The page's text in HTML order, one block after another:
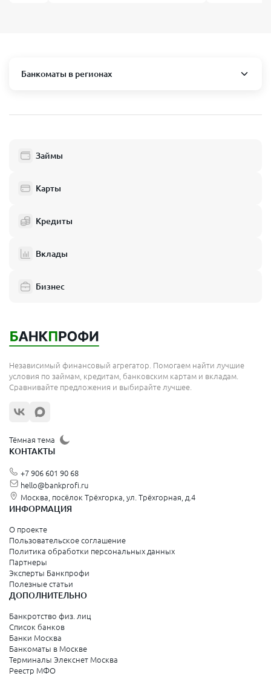
Банкоматы в регионах
Балашиха
Одинцово
Электросталь
Реутов
Подольск
Королёв
Сергиев Посад
Орехово-Зуево
Щёлково
Видное
Зеленоград
Санкт-Петербург и Ленинградская область
Колпино
Санкт-Петербург
Краснодарский край
Армавир
Займы
Карты
Кредиты
Вклады
Бизнес
Независимый финансовый агрегатор. Помогаем найти лучшие
условия по займам, кредитам, банковским картам и вкладам.
Сравнивайте предложения и выбирайте лучшее.
Тёмная тема
КОНТАКТЫ
+7 906 601 90 68
hello@bankprofi.ru
Москва, посёлок Трёхгорка, ул. Трёхгорная, д.4
ИНФОРМАЦИЯ
О проекте
Пользовательское соглашение
Политика обработки персональных данных
Партнеры
Эксперты Банкпрофи
Полезные статьи
ДОПОЛНИТЕЛЬНО
Банкротство физ. лиц
Список банков
Банки Москва
Банкоматы в Москве
Терминалы Элекснет Москва
Реестр МФО